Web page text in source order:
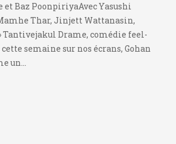
et Baz PoonpiriyaAvec Yasushi
Thar, Jinjett Wattanasin,
Tantivejakul Drame, comédie feel-
semaine sur nos écrans, Gohan
un…